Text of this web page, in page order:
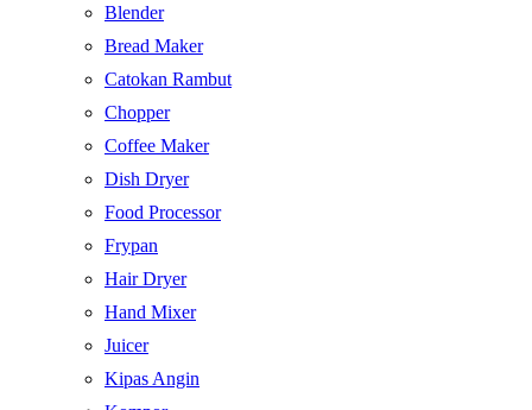
Blender
Bread Maker
Catokan Rambut
Chopper
Coffee Maker
Dish Dryer
Food Processor
Frypan
Hair Dryer
Hand Mixer
Juicer
Kipas Angin